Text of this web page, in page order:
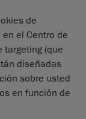
de
el Centro de
targeting (que
diseñadas
sobre usted
en función de